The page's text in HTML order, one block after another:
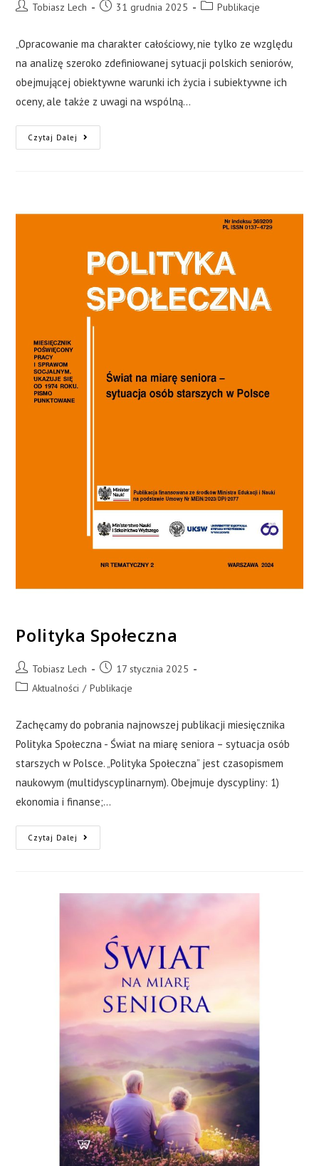
Tobiasz Lech 31 grudnia 2025 Publikacje
„Opracowanie ma charakter całościowy, nie tylko ze względu
na analizę szeroko zdefiniowanej sytuacji polskich seniorów,
obejmującej obiektywne warunki ich życia i subiektywne ich
oceny, ale także z uwagi na wspólną…
Czytaj Dalej
Polityka Społeczna
Tobiasz Lech
17 stycznia 2025
Aktualności / Publikacje
Zachęcamy do pobrania najnowszej publikacji miesięcznika
Polityka Społeczna - Świat na miarę seniora – sytuacja osób
starszych w Polsce. „Polityka Społeczna” jest czasopismem
naukowym (multidyscyplinarnym). Obejmuje dyscypliny: 1)
ekonomia i finanse;…
Czytaj Dalej